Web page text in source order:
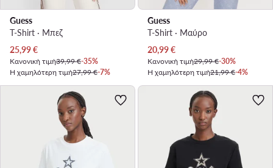
Guess
T-Shirt · Μπεζ
Τρέχουσα τιμή
25,99€
Κανονική τιμή39,99 €-35%
Η χαμηλότερη τιμή27,99 €-7%
Guess
T-Shirt · Μαύρο
Τρέχουσα τιμή
20,99€
Κανονική τιμή29,99 €-30%
Η χαμηλότερη τιμή21,99 €-4%